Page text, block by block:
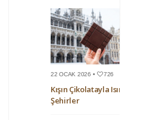
22 OCAK 2026 • 726
Kışın Çikolatayla Isınan
Şehirler